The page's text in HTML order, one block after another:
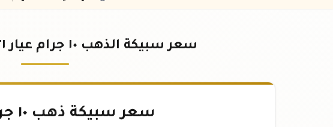
سعر سبيكة الذهب ١٠ جرام عيار ٢١ في الكويت اليوم
سعر سبيكة ذهب ١٠ جرام